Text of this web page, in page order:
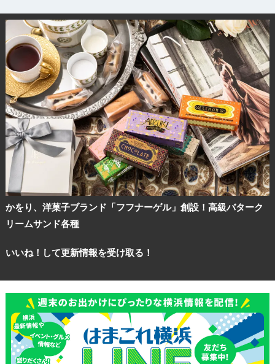
かをり、洋菓子ブランド「フフナーゲル」創設！高級バターク
リームサンド各種
いいね！して更新情報を受け取る！
観光ガイド
ランキング
サイトについて